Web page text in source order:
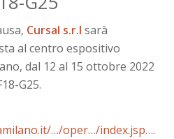
Cursal s.r.l sarà
al centro espositivo
dal 12 al 15 ottobre 2022
G25.
…/oper…/index.jsp….